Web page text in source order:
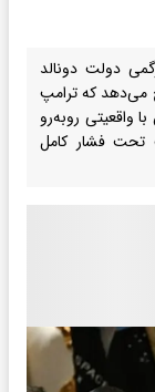
دولت دونالد
می‌دهد که ترامپ
واقعیتی روبه‌رو
تحت فشار کامل